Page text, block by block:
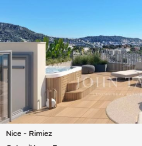
Nice - Rimiez